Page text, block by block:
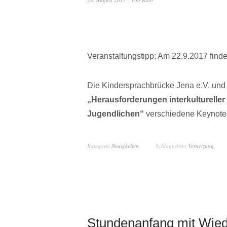
Veranstaltungstipp: Am 22.9.2017
Die Kindersprachbrücke Jena e.V.
„Herausforderungen
Jugendlichen“ verschiedene
Kategorie Neuigkeiten Schlagwörter Vernetzung
Stundenanfang mit